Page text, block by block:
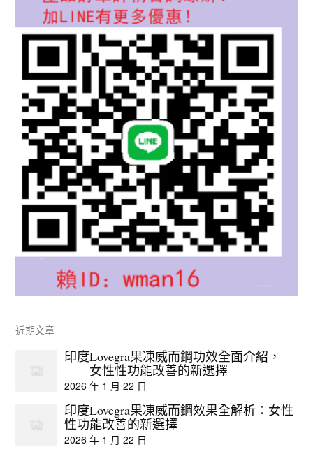
近期文章
印度Lovegra果凍威而鋼功效全面介紹，
——女性性功能改善的新選擇
2026 年 1 月 22 日
印度Lovegra果凍威而鋼效果全解析：女性
性功能改善的新選擇
2026 年 1 月 22 日